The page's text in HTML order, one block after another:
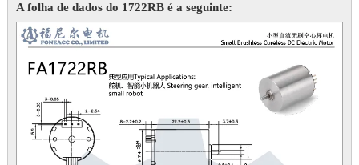
A folha de dados do 1722RB é a seguinte: